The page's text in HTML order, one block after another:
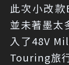
此次小改
並未著墨太
入了48V
Touring旅